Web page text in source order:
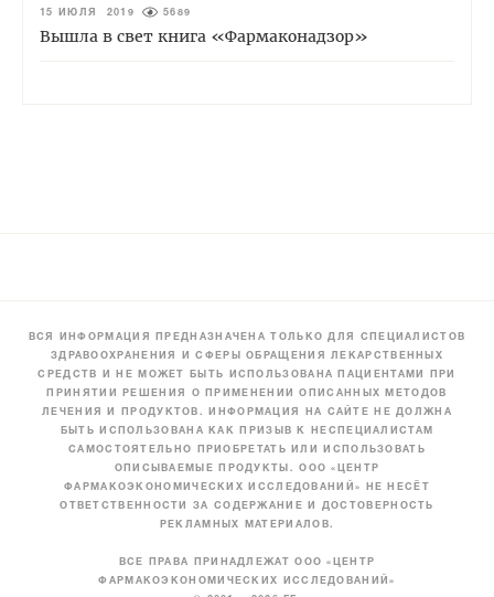
15 ИЮЛЯ 2019 5689
Вышла в свет книга «Фармаконадзор»
ВСЯ ИНФОРМАЦИЯ ПРЕДНАЗНАЧЕНА ТОЛЬКО ДЛЯ СПЕЦИАЛИСТОВ
ЗДРАВООХРАНЕНИЯ И СФЕРЫ ОБРАЩЕНИЯ ЛЕКАРСТВЕННЫХ
СРЕДСТВ И НЕ МОЖЕТ БЫТЬ ИСПОЛЬЗОВАНА ПАЦИЕНТАМИ ПРИ
ПРИНЯТИИ РЕШЕНИЯ О ПРИМЕНЕНИИ ОПИСАННЫХ МЕТОДОВ
ЛЕЧЕНИЯ И ПРОДУКТОВ. ИНФОРМАЦИЯ НА САЙТЕ НЕ ДОЛЖНА
БЫТЬ ИСПОЛЬЗОВАНА КАК ПРИЗЫВ К НЕСПЕЦИАЛИСТАМ
САМОСТОЯТЕЛЬНО ПРИОБРЕТАТЬ ИЛИ ИСПОЛЬЗОВАТЬ
ОПИСЫВАЕМЫЕ ПРОДУКТЫ. ООО «ЦЕНТР
ФАРМАКОЭКОНОМИЧЕСКИХ ИССЛЕДОВАНИЙ» НЕ НЕСЁТ
ОТВЕТСТВЕННОСТИ ЗА СОДЕРЖАНИЕ И ДОСТОВЕРНОСТЬ
РЕКЛАМНЫХ МАТЕРИАЛОВ.
ВСЕ ПРАВА ПРИНАДЛЕЖАТ ООО «ЦЕНТР
ФАРМАКОЭКОНОМИЧЕСКИХ ИССЛЕДОВАНИЙ»